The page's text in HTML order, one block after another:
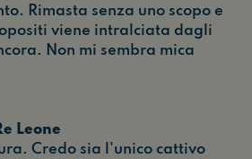
Rimasta senza uno scopo e
viene intralciata dagli
Non mi sembra mica
Leone
Credo sia l'unico cattivo